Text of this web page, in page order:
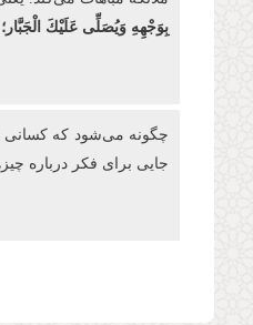
بِوَجْهِهِ وَیُصَلِّی عَلَیْكَ الْجَبَّار؛
چگونه میشود که
جایی برای فکر درباره